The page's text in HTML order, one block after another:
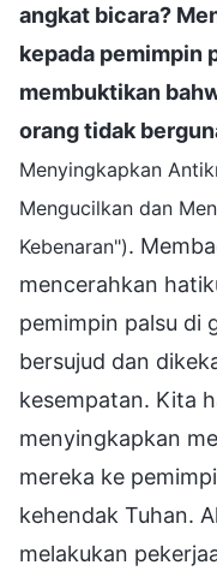
angkat bicara?
kepada pemimpin
membuktikan
orang tidak
Menyingkapkan
Mengucilkan dan
Kebenaran").
mencerahkan
pemimpin palsu di
bersujud dan
kesempatan. Kita
menyingkapkan
mereka ke
kehendak Tuhan.
melakukan